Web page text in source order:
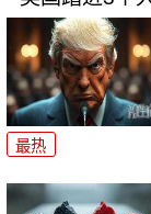
最热